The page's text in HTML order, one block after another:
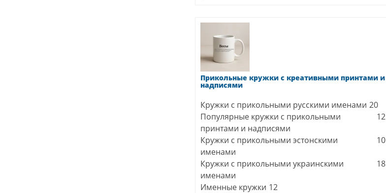
Прикольные кружки с креативными принтами и
надписями
Кружки с прикольными русскими именами 20
Популярные кружки с прикольными
принтами и надписями
12
Кружки с прикольными эстонскими
именами
10
Кружки с прикольными украинскими
именами
18
Именные кружки 12